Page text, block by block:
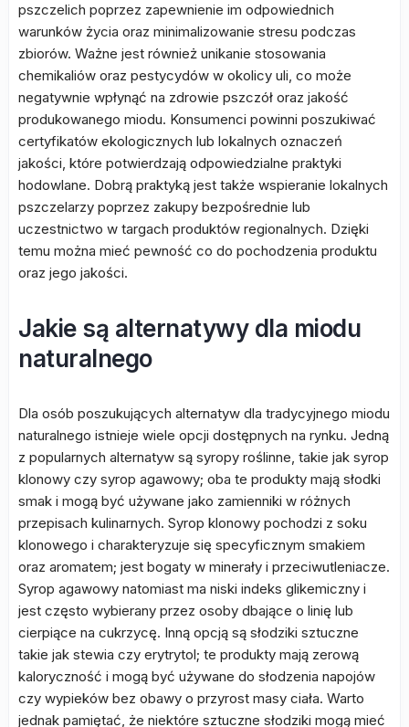
pszczelich poprzez zapewnienie im odpowiednich
warunków życia oraz minimalizowanie stresu podczas
zbiorów. Ważne jest również unikanie stosowania
chemikaliów oraz pestycydów w okolicy uli, co może
negatywnie wpłynąć na zdrowie pszczół oraz jakość
produkowanego miodu. Konsumenci powinni poszukiwać
certyfikatów ekologicznych lub lokalnych oznaczeń
jakości, które potwierdzają odpowiedzialne praktyki
hodowlane. Dobrą praktyką jest także wspieranie lokalnych
pszczelarzy poprzez zakupy bezpośrednie lub
uczestnictwo w targach produktów regionalnych. Dzięki
temu można mieć pewność co do pochodzenia produktu
oraz jego jakości.
Jakie są alternatywy dla miodu
naturalnego
Dla osób poszukujących alternatyw dla tradycyjnego miodu
naturalnego istnieje wiele opcji dostępnych na rynku. Jedną
z popularnych alternatyw są syropy roślinne, takie jak syrop
klonowy czy syrop agawowy; oba te produkty mają słodki
smak i mogą być używane jako zamienniki w różnych
przepisach kulinarnych. Syrop klonowy pochodzi z soku
klonowego i charakteryzuje się specyficznym smakiem
oraz aromatem; jest bogaty w minerały i przeciwutleniacze.
Syrop agawowy natomiast ma niski indeks glikemiczny i
jest często wybierany przez osoby dbające o linię lub
cierpiące na cukrzycę. Inną opcją są słodziki sztuczne
takie jak stewia czy erytrytol; te produkty mają zerową
kaloryczność i mogą być używane do słodzenia napojów
czy wypieków bez obawy o przyrost masy ciała. Warto
jednak pamiętać, że niektóre sztuczne słodziki mogą mieć